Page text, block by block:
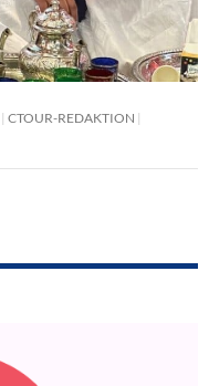
CTOUR-REDAKTION